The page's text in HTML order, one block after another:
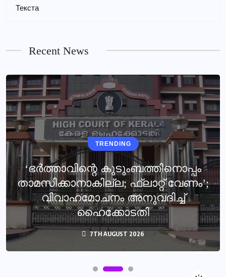
Текста
Recent News
TRENDING
‘ഭർത്താവിന്റെ കുടുംബത്തിനൊപ്പം
താമസിക്കാനാകില്ല; ഫ്ലാറ്റ് വേണം’;
വിവാഹമോചനം അനുവദിച്ച്
ഹൈക്കോടതി
7TH AUGUST 2026